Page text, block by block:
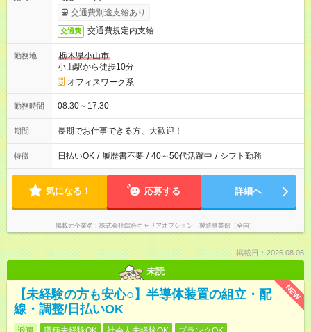
交通費別途支給あり
交通費 交通費規定内支給
勤務地
栃木県小山市
小山駅から徒歩10分
オフィスワーク系
勤務時間 08:30～17:30
期間 長期でお仕事できる方、大歓迎！
特徴 日払いOK / 履歴書不要 / 40～50代活躍中 / シフト勤務
気になる！ 応募する 詳細へ
掲載元企業名 株式会社綜合キャリアオプション 製造事業部（全国）
掲載日：2026.08.05
未読
NEW
【未経験の方も安心○】半導体装置の組立・配
線・調整/日払いOK